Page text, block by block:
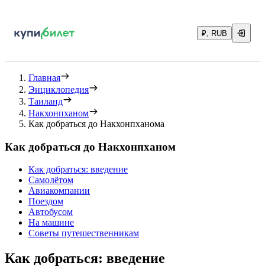
₽, RUB
Главная
Энциклопедия
Таиланд
Накхонпханом
Как добраться до Накхонпханома
Как добраться до Накхонпханом
Как добраться: введение
Самолётом
Авиакомпании
Поездом
Автобусом
На машине
Советы путешественникам
Как добраться: введение